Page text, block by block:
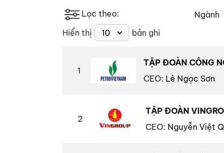
Lọc theo: Ngành
Hiển thị bản ghi
1
TẬP ĐOÀN CÔNG
CEO: Lê Ngọc Sơn
2
TẬP ĐOÀN
CEO: Nguyễn Việt